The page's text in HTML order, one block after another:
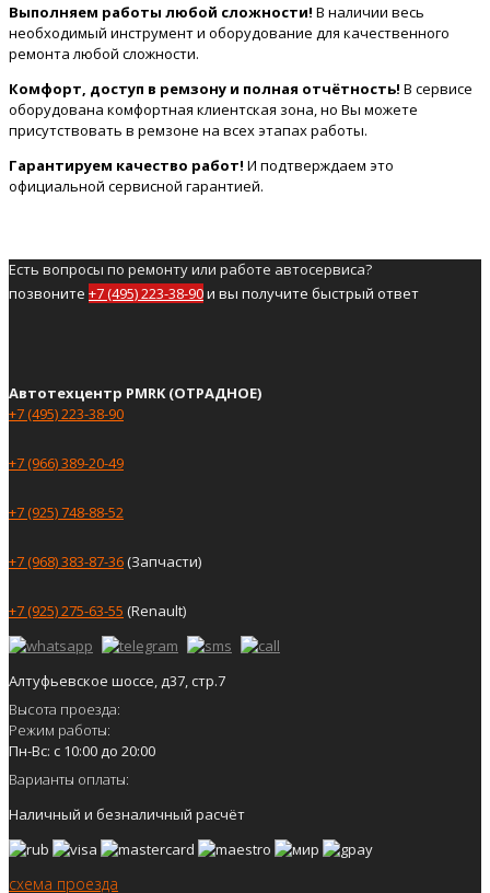
Выполняем работы любой сложности! В наличии весь
необходимый инструмент и оборудование для качественного
ремонта любой сложности.
Комфорт, доступ в ремзону и полная отчётность! В сервисе
оборудована комфортная клиентская зона, но Вы можете
присутствовать в ремзоне на всех этапах работы.
Гарантируем качество работ! И подтверждаем это
официальной сервисной гарантией.
Есть вопросы по ремонту или работе автосервиса?
позвоните +7 (495) 223-38-90и вы получите быстрый ответ
Автотехцентр PMRK (ОТРАДНОЕ)
+7 (495) 223-38-90
+7 (966) 389-20-49
+7 (925) 748-88-52
+7 (968) 383-87-36(Запчасти)
+7 (925) 275-63-55 (Renault)
Алтуфьевское шоссе, д37, стр.7
Высота проезда:
Режим работы:
Пн-Вс: с 10:00 до 20:00
Варианты оплаты:
Наличный и безналичный расчёт
схема проезда